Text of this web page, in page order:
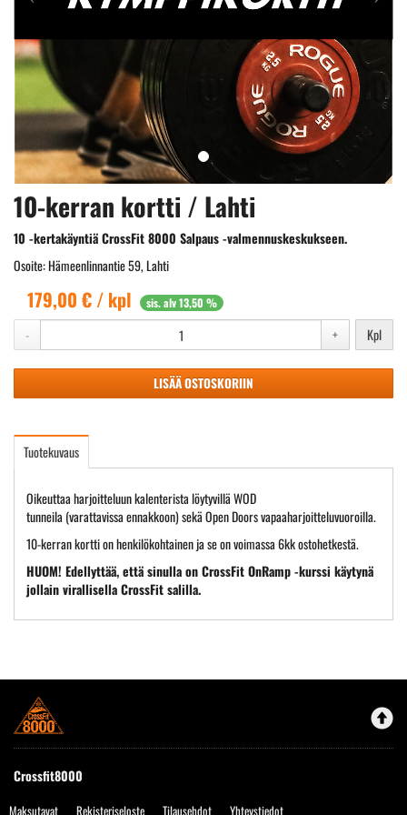
10-kerran kortti / Lahti
10 -kertakäyntiä CrossFit 8000 Salpaus -valmennuskeskukseen.
Osoite: Hämeenlinnantie 59, Lahti
179,00 € / kpl sis. alv 13,50 %
- + Kpl
LISÄÄ OSTOSKORIIN
Tuotekuvaus
Oikeuttaa harjoitteluun kalenterista löytyvillä WOD
tunneila (varattavissa ennakkoon) sekä Open Doors vapaaharjoitteluvuoroilla.
10-kerran kortti on henkilökohtainen ja se on voimassa 6kk ostohetkestä.
HUOM! Edellyttää, että sinulla on CrossFit OnRamp -kurssi käytynä
jollain virallisella CrossFit salilla.
Crossfit8000
Maksutavat Rekisteriseloste Tilausehdot Yhteystiedot